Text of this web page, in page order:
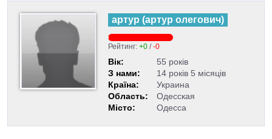
артур (артур олегович)
Рейтинг: +0 /-0
Вік:
55 років
З нами:
14 років 5 місяців
Країна:
Украина
Область:
Одесская
Місто:
Одесса